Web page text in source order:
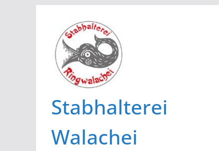
springen
Stabhalterei
Walachei